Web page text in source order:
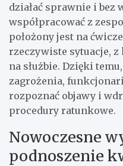
działać sprawnie i bez
współpracować z
położony jest na
rzeczywiste sytuacje,
na służbie. Dzięki
zagrożenia,
rozpoznać objawy i
procedury ratunkowe.
Nowoczesne
podnoszenie